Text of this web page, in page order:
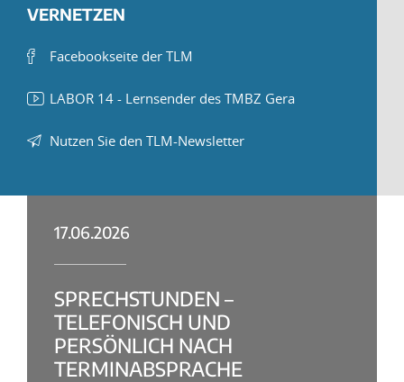
VERNETZEN
Facebookseite der TLM
LABOR 14 - Lernsender des TMBZ Gera
Nutzen Sie den TLM-Newsletter
17.06.2026
SPRECHSTUNDEN –
TELEFONISCH UND
PERSÖNLICH NACH
TERMINABSPRACHE